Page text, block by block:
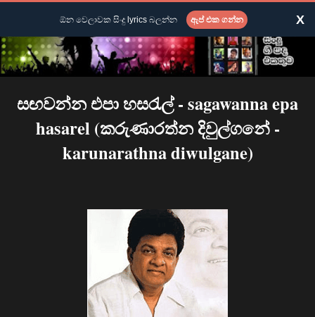
සඟවන්න එපා හසරැල් - sagawanna epa
hasarel (කරුණාරත්න දිවුල්ගනේ -
karunarathna diwulgane)
ඕන වෙලාවක සිංදු lyrics බලන්න ඇප් එක ගන්න X